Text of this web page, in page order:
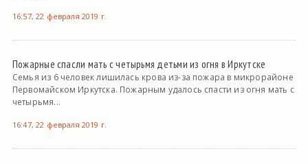
16:57, 22 февраля 2019 г.
Пожарные спасли мать с четырьмя детьми из огня в Иркутске
Семья из 6 человек лишилась крова из-за пожара в микрорайоне
Первомайском Иркутска. Пожарным удалось спасти из огня мать с
четырьмя...
16:47, 22 февраля 2019 г.